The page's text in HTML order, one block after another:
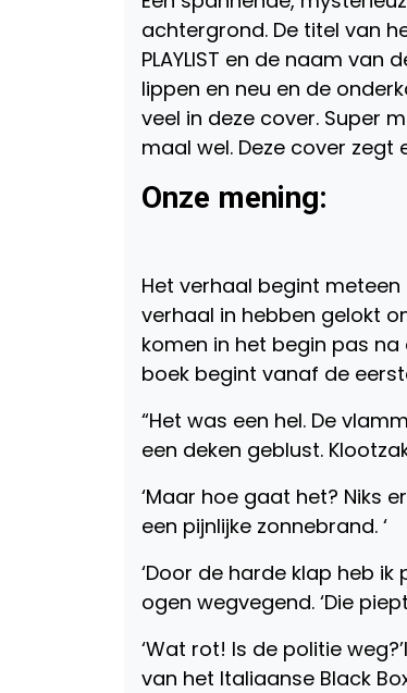
achtergrond. De titel van het
PLAYLIST en de naam
lippen en neu en de
veel in deze cover. Super
maal wel. Deze cover
Onze mening:
Het verhaal begint
verhaal in hebben gelokt
komen in het begin pas
boek begint vanaf de
“Het was een hel. De
een deken geblust.
‘Maar hoe gaat het? Niks
een pijnlijke zonnebrand. ‘
‘Door de harde klap heb
ogen wegvegend. ‘Die
‘Wat rot! Is de politie
van het Italiaanse Black